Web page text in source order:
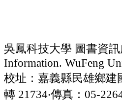
吳鳳科技大學 圖書資
Information. WuFeng
校址：嘉義縣民雄鄉建
轉 21734‧傳真：05-